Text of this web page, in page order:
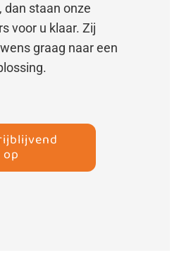
dan staan onze
voor u klaar. Zij
graag naar een